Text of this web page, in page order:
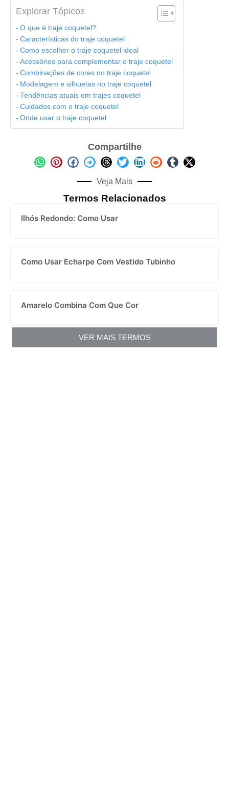
Explorar Tópicos
O que é traje coquetel?
Características do traje coquetel
Como escolher o traje coquetel ideal
Acessórios para complementar o traje coquetel
Combinações de cores no traje coquetel
Modelagem e silhuetas no traje coquetel
Tendências atuais em trajes coquetel
Cuidados com o traje coquetel
Onde usar o traje coquetel
Compartilhe
Veja Mais
Termos Relacionados
Ilhós Redondo: Como Usar
Como Usar Echarpe Com Vestido Tubinho
Amarelo Combina Com Que Cor
VER MAIS TERMOS